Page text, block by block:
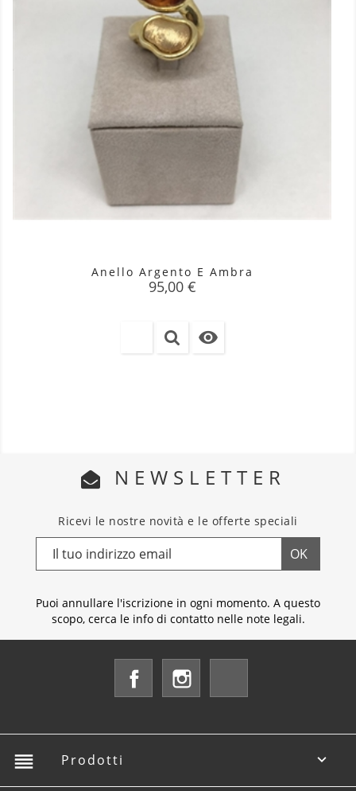
Anello Argento E Ambra
Prezzo
95,00 €

NEWSLETTER
Ricevi le nostre novità e le offerte speciali
Puoi annullare l'iscrizione in ogni momento. A questo
scopo, cerca le info di contatto nelle note legali.
Facebook
reorder Prodotti 